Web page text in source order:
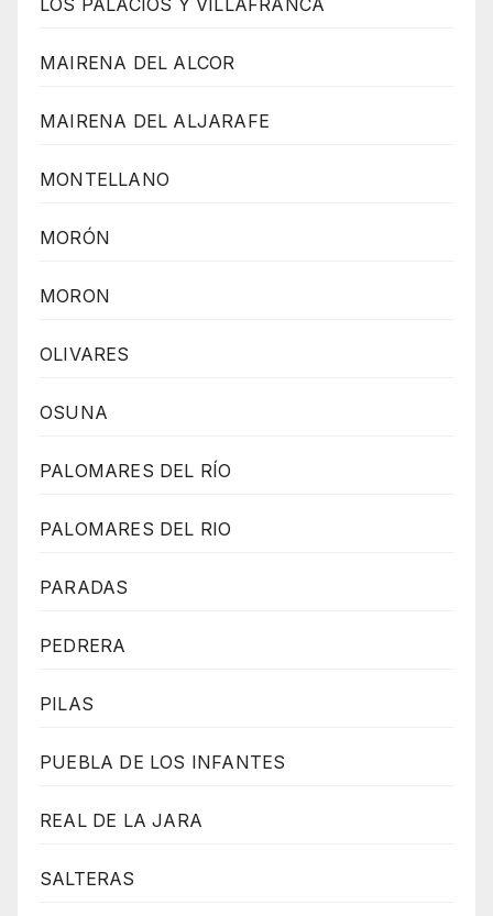
LOS PALACIOS Y VILLAFRANCA
MAIRENA DEL ALCOR
MAIRENA DEL ALJARAFE
MONTELLANO
MORÓN
MORON
OLIVARES
OSUNA
PALOMARES DEL RÍO
PALOMARES DEL RIO
PARADAS
PEDRERA
PILAS
PUEBLA DE LOS INFANTES
REAL DE LA JARA
SALTERAS